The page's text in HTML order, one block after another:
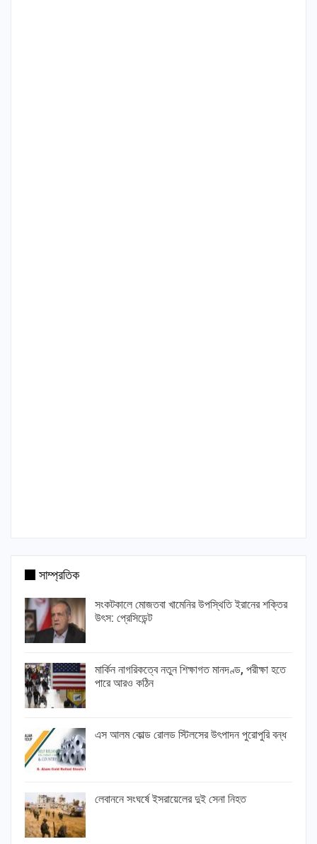
সাম্প্রতিক
সংকটকালে মোজতবা খামেনির উপস্থিতি ইরানের শক্তির
উৎস: প্রেসিডেন্ট
মার্কিন নাগরিকত্বে নতুন শিক্ষাগত মানদণ্ড, পরীক্ষা হতে
পারে আরও কঠিন
এস আলম কোল্ড রোলড স্টিলসের উৎপাদন পুরোপুরি বন্ধ
লেবাননে সংঘর্ষে ইসরায়েলের দুই সেনা নিহত